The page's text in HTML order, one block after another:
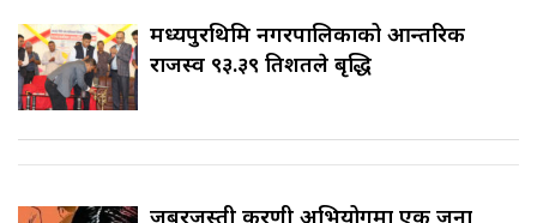
मध्यपुरथिमि नगरपालिकाको आन्तरिक
राजस्व ९३.३९ प्रतिशतले बृद्धि
जबरजस्ती करणी अभियोगमा एक जना